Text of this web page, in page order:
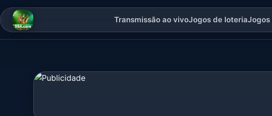
Transmissão ao vivoJogos de loteriaJogos